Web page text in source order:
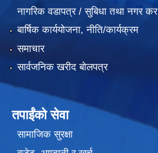
नागरिक वडापत्र / सुबिधा तथा नगर कर
बार्षिक कार्ययोजना, नीति/कार्यक्रम
समाचार
सार्वजनिक खरीद बोलपत्र
तपाईंको सेवा
सामाजिक सुरक्षा